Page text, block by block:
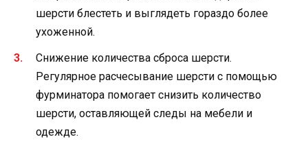
шерсти блестеть и выглядеть гораздо более
ухоженной.
Снижение количества сброса шерсти.
Регулярное расчесывание шерсти с помощью
фурминатора помогает снизить количество
шерсти, оставляющей следы на мебели и
одежде.